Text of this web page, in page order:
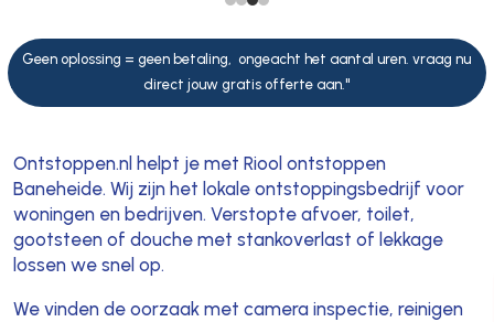
Geen oplossing = geen betaling, ongeacht het aantal uren. vraag nu
direct jouw gratis offerte aan."
Ontstoppen.nl helpt je met Riool ontstoppen
Baneheide. Wij zijn het lokale ontstoppingsbedrijf voor
woningen en bedrijven. Verstopte afvoer, toilet,
gootsteen of douche met stankoverlast of lekkage
lossen we snel op.
We vinden de oorzaak met camera inspectie, reinigen